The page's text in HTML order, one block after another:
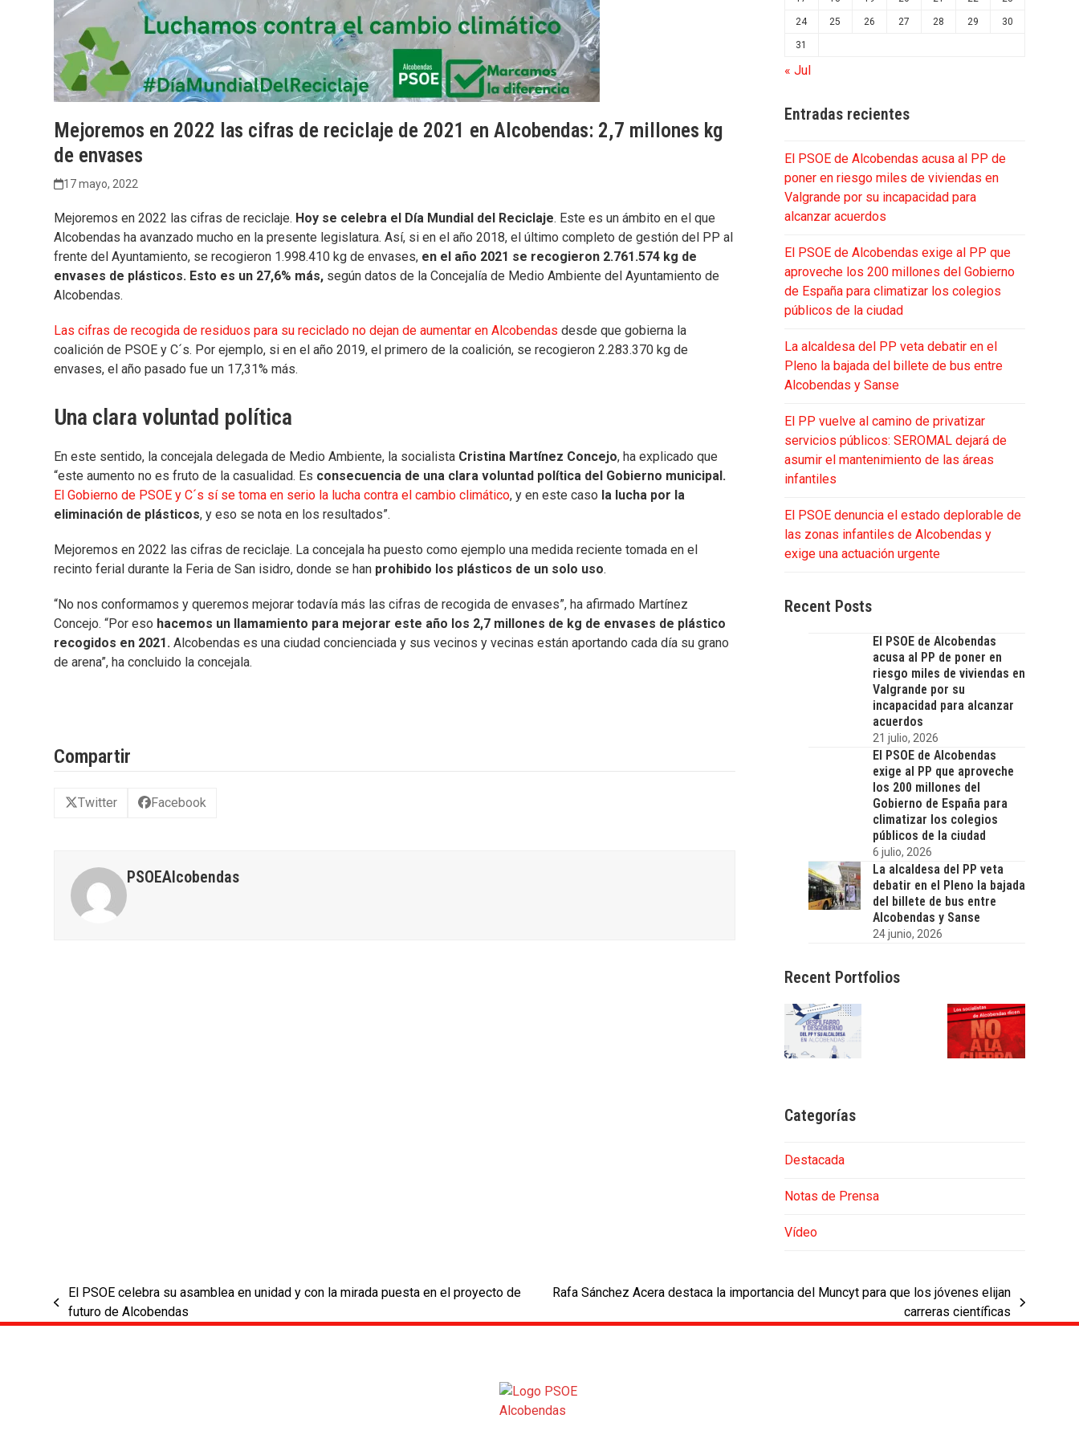
Mejoremos en 2022 las cifras de reciclaje de 2021 en Alcobendas: 2,7 millones kg
de envases
17 mayo, 2022
Mejoremos en 2022 las cifras de reciclaje. Hoy se celebra el Día Mundial del Reciclaje. Este es un ámbito en el que
Alcobendas ha avanzado mucho en la presente legislatura. Así, si en el año 2018, el último completo de gestión del PP al
frente del Ayuntamiento, se recogieron 1.998.410 kg de envases, en el año 2021 se recogieron 2.761.574 kg de
envases de plásticos. Esto es un 27,6% más, según datos de la Concejalía de Medio Ambiente del Ayuntamiento de
Alcobendas.
Las cifras de recogida de residuos para su reciclado no dejan de aumentar en Alcobendas desde que gobierna la
coalición de PSOE y C´s. Por ejemplo, si en el año 2019, el primero de la coalición, se recogieron 2.283.370 kg de
envases, el año pasado fue un 17,31% más.
Una clara voluntad política
En este sentido, la concejala delegada de Medio Ambiente, la socialista Cristina Martínez Concejo, ha explicado que
“este aumento no es fruto de la casualidad. Es consecuencia de una clara voluntad política del Gobierno municipal.
El Gobierno de PSOE y C´s sí se toma en serio la lucha contra el cambio climático, y en este caso la lucha por la
eliminación de plásticos, y eso se nota en los resultados”.
Mejoremos en 2022 las cifras de reciclaje. La concejala ha puesto como ejemplo una medida reciente tomada en el
recinto ferial durante la Feria de San isidro, donde se han prohibido los plásticos de un solo uso.
“No nos conformamos y queremos mejorar todavía más las cifras de recogida de envases”, ha afirmado Martínez
Concejo. “Por eso hacemos un llamamiento para mejorar este año los 2,7 millones de kg de envases de plástico
recogidos en 2021. Alcobendas es una ciudad concienciada y sus vecinos y vecinas están aportando cada día su grano
de arena”, ha concluido la concejala.
Compartir
Twitter Facebook
PSOEAlcobendas
24 25 26 27 28 29 30
31
« Jul
Entradas recientes
El PSOE de Alcobendas acusa al PP de
poner en riesgo miles de viviendas en
Valgrande por su incapacidad para
alcanzar acuerdos
El PSOE de Alcobendas exige al PP que
aproveche los 200 millones del Gobierno
de España para climatizar los colegios
públicos de la ciudad
La alcaldesa del PP veta debatir en el
Pleno la bajada del billete de bus entre
Alcobendas y Sanse
El PP vuelve al camino de privatizar
servicios públicos: SEROMAL dejará de
asumir el mantenimiento de las áreas
infantiles
El PSOE denuncia el estado deplorable de
las zonas infantiles de Alcobendas y
exige una actuación urgente
Recent Posts
El PSOE de Alcobendas
acusa al PP de poner en
riesgo miles de viviendas en
Valgrande por su
incapacidad para alcanzar
acuerdos
21 julio, 2026
El PSOE de Alcobendas
exige al PP que aproveche
los 200 millones del
Gobierno de España para
climatizar los colegios
públicos de la ciudad
6 julio, 2026
La alcaldesa del PP veta
debatir en el Pleno la bajada
del billete de bus entre
Alcobendas y Sanse
24 junio, 2026
Recent Portfolios
Categorías
Destacada
Notas de Prensa
Vídeo
previous
post:
El PSOE celebra su asamblea en unidad y con la mirada puesta en el proyecto de
futuro de Alcobendas
post:
Rafa Sánchez Acera destaca la importancia del Muncyt para que los jóvenes elijan
carreras científicas